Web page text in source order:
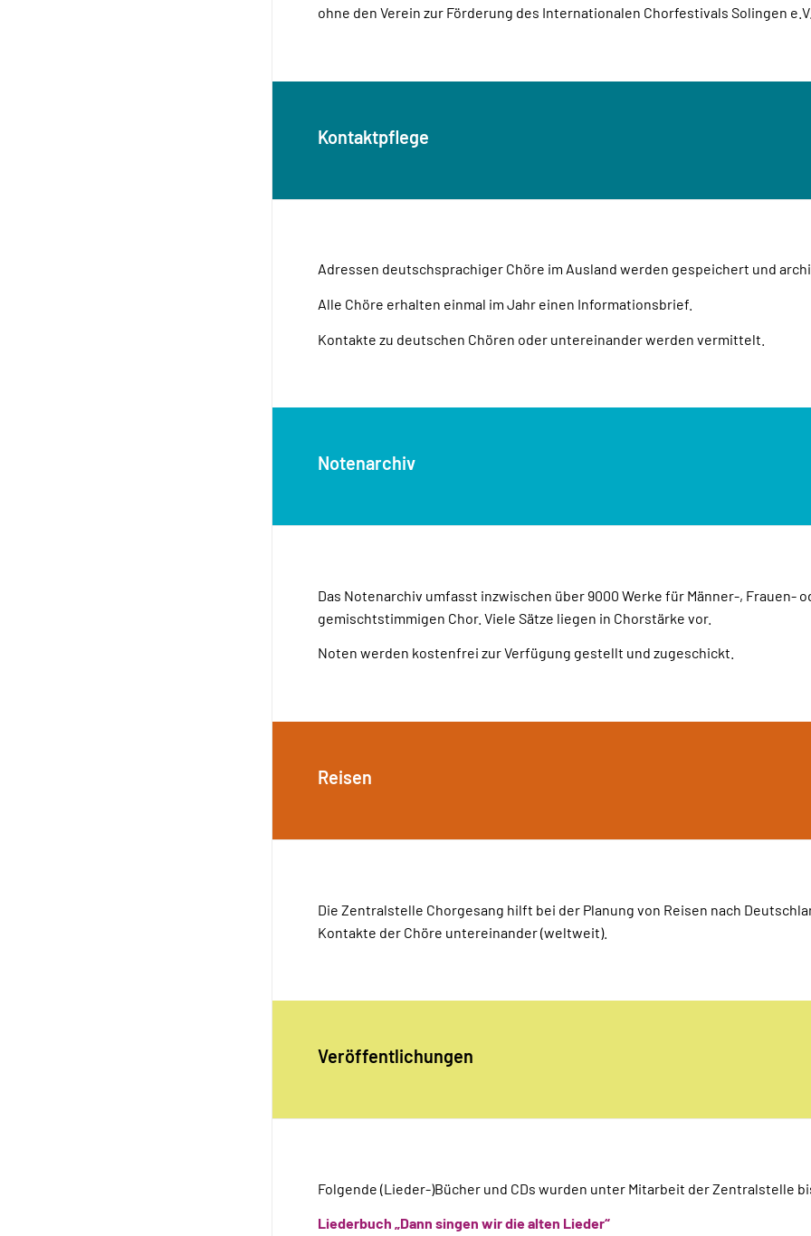
ohne den Verein zur Förderung des Internationalen Chorfestivals Solingen e.V.
Kontaktpflege
Adressen deutschsprachiger Chöre im Ausland werden gespeichert und
Alle Chöre erhalten einmal im Jahr einen Informationsbrief.
Kontakte zu deutschen Chören oder untereinander werden vermittelt.
Notenarchiv
Das Notenarchiv umfasst inzwischen über 9000 Werke für Männer-, Frauen-
gemischtstimmigen Chor. Viele Sätze liegen in Chorstärke vor.
Noten werden kostenfrei zur Verfügung gestellt und zugeschickt.
Reisen
Die Zentralstelle Chorgesang hilft bei der Planung von Reisen nach
Kontakte der Chöre untereinander (weltweit).
Veröffentlichungen
Folgende (Lieder-)Bücher und CDs wurden unter Mitarbeit der Zentralstelle
Liederbuch „Dann singen wir die alten Lieder“